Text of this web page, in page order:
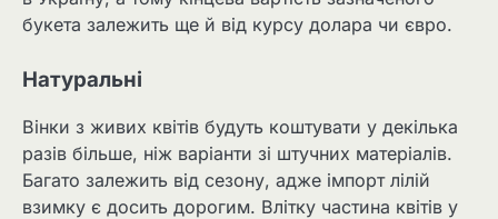
букета залежить ще й від курсу долара чи євро.
Натуральні
Вінки з живих квітів будуть коштувати у декілька
разів більше, ніж варіанти зі штучних матеріалів.
Багато залежить від сезону, адже імпорт лілій
взимку є досить дорогим. Влітку частина квітів у